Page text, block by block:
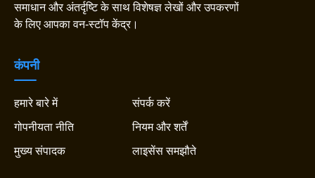
समाधान और अंतर्दृष्टि के साथ विशेषज्ञ लेखों और उपकरणों
के लिए आपका वन-स्टॉप केंद्र।
कंपनी
हमारे बारे में
संपर्क करें
गोपनीयता नीति
नियम और शर्तें
मुख्य संपादक
लाइसेंस समझौते